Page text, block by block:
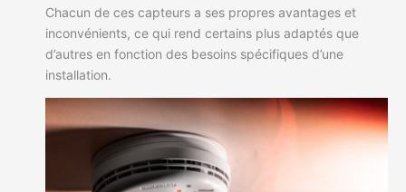
Chacun de ces capteurs a ses propres avantages et
inconvénients, ce qui rend certains plus adaptés que
d’autres en fonction des besoins spécifiques d’une
installation.